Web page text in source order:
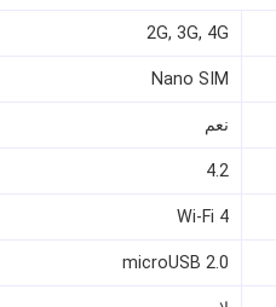
2G, 3G, 4G
Nano SIM
نعم
4.2
Wi‑Fi 4
microUSB 2.0